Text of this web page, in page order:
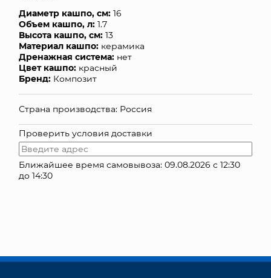
ДОСТАВКА И ОПЛАТА
Диаметр кашпо, см: 16
Объем кашпо, л: 1.7
Высота кашпо, см: 13
Материал кашпо: керамика
Дренажная система: нет
Цвет кашпо: красный
Бренд: Композит
Страна производства: Россия
Проверить условия доставки
Ближайшее время самовывоза: 09.08.2026 с 12:30
до 14:30